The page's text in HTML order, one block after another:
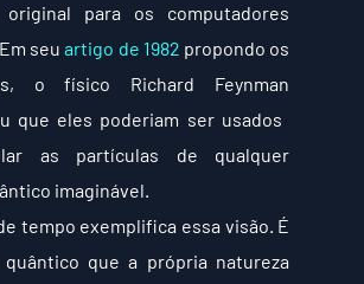
original para os computadores
seu artigo de 1982 propondo os
o físico Richard Feynman
que eles poderiam ser usados
as partículas de qualquer
imaginável.
tempo exemplifica essa visão. É
que a própria natureza